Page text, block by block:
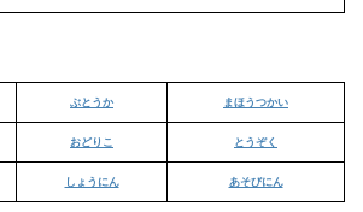
ぶとうか まほうつかい
おどりこ とうぞく
しょうにん あそびにん